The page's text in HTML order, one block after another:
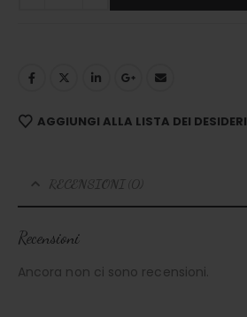
AGGIUNGI ALLA LISTA DEI DESIDERI
RECENSIONI (0)
Recensioni
Ancora non ci sono recensioni.